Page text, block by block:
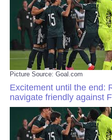
Picture Source: Goal.com
Excitement until the end:
navigate friendly against